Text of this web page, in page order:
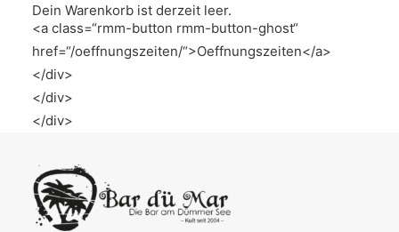
Dein Warenkorb ist derzeit leer.
href=“/reservieren/“>Tisch reservieren</a>
<a class=“rmm-button rmm-button-ghost“
href=“/oeffnungszeiten/“>Oeffnungszeiten</a>
</div>
</div>
</div>